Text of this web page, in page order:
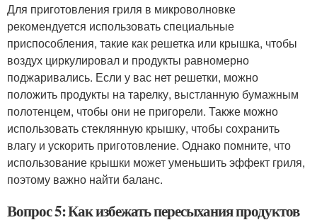
Для приготовления гриля в микроволновке
рекомендуется использовать специальные
приспособления, такие как решетка или крышка, чтобы
воздух циркулировал и продукты равномерно
поджаривались. Если у вас нет решетки, можно
положить продукты на тарелку, выстланную бумажным
полотенцем, чтобы они не пригорели. Также можно
использовать стеклянную крышку, чтобы сохранить
влагу и ускорить приготовление. Однако помните, что
использование крышки может уменьшить эффект гриля,
поэтому важно найти баланс.
Вопрос 5: Как избежать пересыхания продуктов